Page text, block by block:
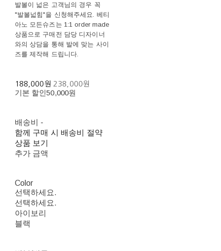
발볼이 넓은 고객님의 경우 꼭
"발볼넓힘"을 신청해주세요. 베티
아노 모든슈즈는 1:1 order made
상품으로 구매전 담당 디자이너
와의 상담을 통해 발에 맞는 사이
즈를 제작해 드립니다.
188,000원 238,000원
기본 할인50,000원
배송비 -
함께 구매 시 배송비 절약
상품 보기
추가 금액
Color
선택하세요.
선택하세요.
아이보리
블랙